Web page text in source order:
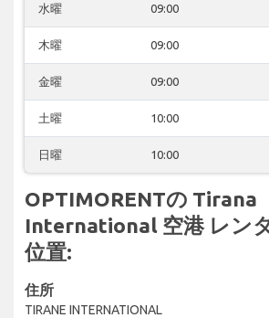
水曜 09:00
木曜 09:00
金曜 09:00
土曜 10:00
日曜 10:00
OPTIMORENTの Tirana
International 空港 レン
位置:
住所
TIRANE INTERNATIONAL